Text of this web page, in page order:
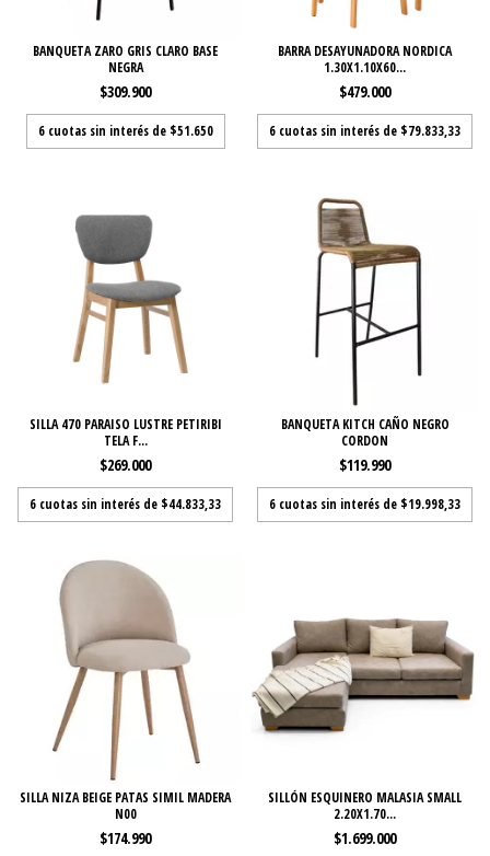
BANQUETA ZARO GRIS CLARO BASE
NEGRA
$309.900
6 cuotas sin interés de $51.650
BARRA DESAYUNADORA NORDICA
1.30X1.10X60...
$479.000
6 cuotas sin interés de $79.833,33
SILLA 470 PARAISO LUSTRE PETIRIBI
TELA F...
$269.000
6 cuotas sin interés de $44.833,33
BANQUETA KITCH CAÑO NEGRO
CORDON
$119.990
6 cuotas sin interés de $19.998,33
SILLA NIZA BEIGE PATAS SIMIL MADERA
N00
$174.990
SILLÓN ESQUINERO MALASIA SMALL
2.20X1.70...
$1.699.000